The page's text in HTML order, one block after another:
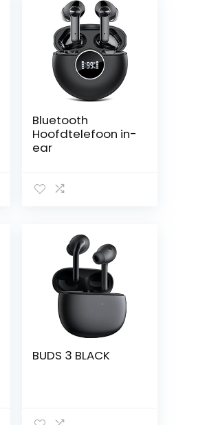
klankpersonalisati
e en Alexa Built-In
Bluetooth
Hoofdtelefoon in-
ear
BUDS 3 BLACK